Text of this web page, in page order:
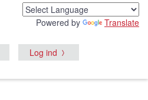
Powered by Translate
Log ind